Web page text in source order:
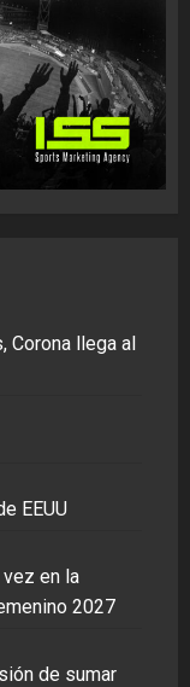
Corona llega al
EEUU
en la
2027
de sumar